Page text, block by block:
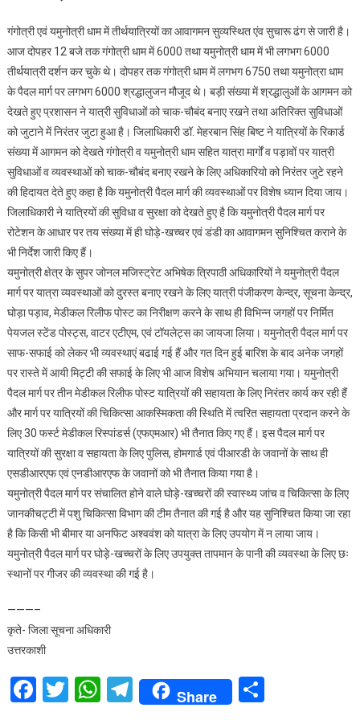
श्रद्धालुओं
की
सुविधा
के
लिए जिला
प्रशासन
ने
कसी
गंगोत्री एवं यमुनोत्री धाम में तीर्थयात्रियों का आवागमन सुव्यस्थित एंव सुचारू ढंग से जारी है।
आज दोपहर 12 बजे तक गंगोत्री धाम में 6000 तथा यमुनोत्री धाम में भी लगभग 6000
तीर्थयात्री दर्शन कर चुके थे। दोपहर तक गंगोत्री धाम में लगभग 6750 तथा यमुनोत्रा धाम
के पैदल मार्ग पर लगभग 6000 श्रद्धालुजन मौजूद थे। बड़ी संख्या में श्रद्धालुओं के आगमन को
देखते हुए प्रशासन ने यात्री सुविधाओं को चाक-चौबंद बनाए रखने तथा अतिरिक्त सुविधाओं
को जुटाने में निरंतर जुटा हुआ है। जिलाधिकारी डॉ. मेहरबान सिंह बिष्ट ने यात्रियों के रिकार्ड
संख्या में आगमन को देखते गंगोत्री व यमुनोत्री धाम सहित यात्रा मार्गों व पड़ावों पर यात्री
सुविधाओं व व्यवस्थाओं को चाक-चौबंद बनाए रखने के लिए अधिकारियो को निरंतर जुटे रहने
की हिदायत देते हुए कहा है कि यमुनोत्री पैदल मार्ग की व्यवस्थाओं पर विशेष ध्यान दिया जाय।
जिलाधिकारी ने यात्रियों की सुविधा व सुरक्षा को देखते हुए है कि यमुनोत्री पैदल मार्ग पर
रोटेशन के आधार पर तय संख्या में ही घोड़े-खच्चर एवं डंडी का आवागमन सुनिश्चित कराने के
भी निर्देश जारी किए हैं।
यमुनोत्री क्षेत्र के सुपर जोनल मजिस्ट्रेट अभिषेक त्रिपाठी अधिकारियों ने यमुनोत्री पैदल
मार्ग पर यात्रा व्यवस्थाओं को दुरस्त बनाए रखने के लिए यात्री पंजीकरण केन्द्र, सूचना केन्द्र,
घोड़ा पड़ाव, मेडीकल रिलीफ पोस्ट का निरीक्षण करने के साथ ही विभिन्न जगहों पर निर्मित
पेयजल स्टेंड पोस्ट्स, वाटर एटीएम, एवं टॉयलेट्स का जायजा लिया। यमुनोत्री पैदल मार्ग पर
साफ-सफाई को लेकर भी व्यवस्थाएं बढाई गई हैं और गत दिन हुई बारिश के बाद अनेक जगहों
पर रास्ते में आयी मिट्टी की सफाई के लिए भी आज विशेष अभियान चलाया गया। यमुनोत्री
पैदल मार्ग पर तीन मेडीकल रिलीफ पोस्ट यात्रियों की सहायता के लिए निरंतर कार्य कर रही हैं
और मार्ग पर यात्रियों की चिकित्सा आकस्मिकता की स्थिति में त्वरित सहायता प्रदान करने के
लिए 30 फर्स्ट मेडीकल रिस्पांडर्स (एफएमआर) भी तैनात किए गए हैं। इस पैदल मार्ग पर
यात्रियों की सुरक्षा व सहायता के लिए पुलिस, होमगार्ड एवं पीआरडी के जवानों के साथ ही
एसडीआरएफ एवं एनडीआरएफ के जवानों को भी तैनात किया गया है।
यमुनोत्री पैदल मार्ग पर संचालित होने वाले घोड़े-खच्चरों की स्वास्थ्य जांच व चिकित्सा के लिए
जानकीचट्टी में पशु चिकित्सा विभाग की टीम तैनात की गई है और यह सुनिश्चित किया जा रहा
है कि किसी भी बीमार या अनफिट अश्ववंश को यात्रा के लिए उपयोग में न लाया जाय।
यमुनोत्री पैदल मार्ग पर घोड़े-खच्चरों के लिए उपयुक्त तापमान के पानी की व्यवस्था के लिए छः
स्थानों पर गीजर की व्यवस्था की गई है।
———–
कृते- जिला सूचना अधिकारी
उत्तरकाशी
Facebook
Twitter
WhatsApp
Telegram
Share Share